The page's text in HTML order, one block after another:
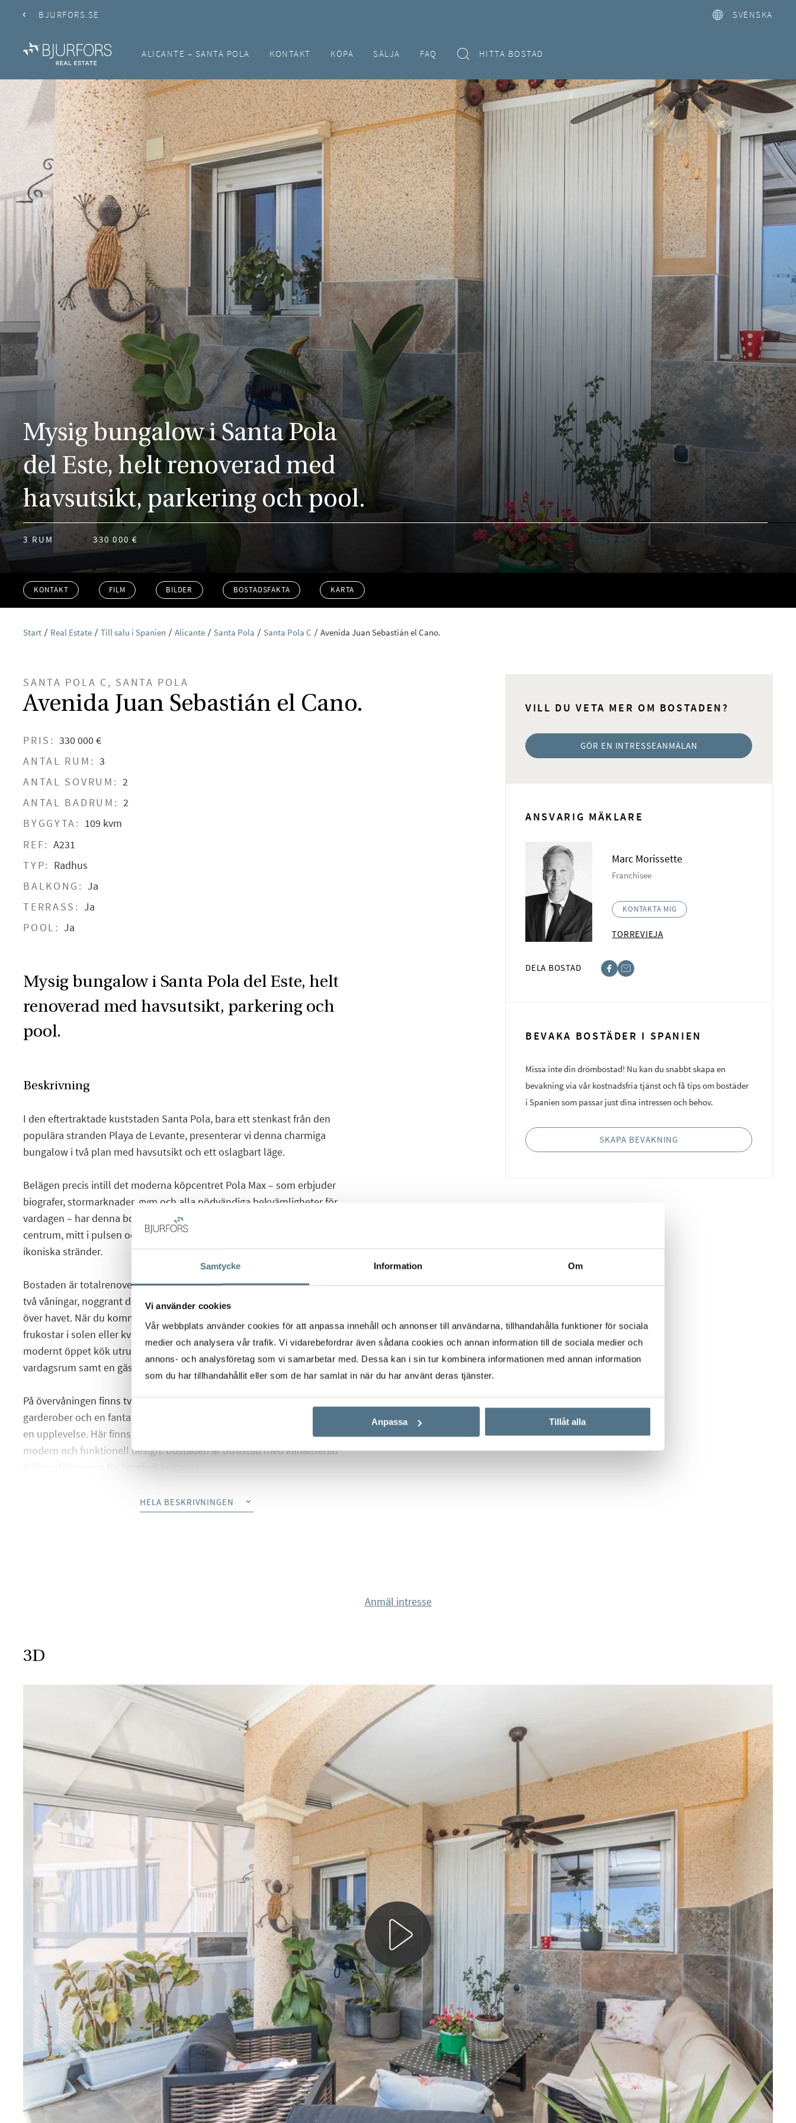
Samtycke Information Om
Vi använder cookies
Vår webbplats använder cookies för att anpassa innehåll och annonser till användarna, tillhandahålla funktioner för sociala
medier och analysera vår trafik. Vi vidarebefordrar även sådana cookies och annan information till de sociala medier och
annons- och analysföretag som vi samarbetar med. Dessa kan i sin tur kombinera informationen med annan information
som du har tillhandahållit eller som de har samlat in när du har använt deras tjänster.
Anpassa Tillåt alla
BJURFORS.SE SVENSKA
ALICANTE – SANTA POLA KONTAKT KÖPA SÄLJA FAQ HITTA BOSTAD
Mysig bungalow i Santa Pola
del Este, helt renoverad med
havsutsikt, parkering och pool.
3 RUM 330 000 €
KONTAKT FILM BILDER BOSTADSFAKTA KARTA
Start Real Estate Till salu i Spanien Alicante Santa Pola Santa Pola C Avenida Juan Sebastián el Cano.
SANTA POLA C, SANTA POLA
Avenida Juan Sebastián el Cano.
PRIS: 330 000 €
ANTAL RUM: 3
ANTAL SOVRUM: 2
ANTAL BADRUM: 2
BYGGYTA: 109 kvm
REF: A231
TYP: Radhus
BALKONG: Ja
TERRASS: Ja
POOL: Ja
VILL DU VETA MER OM BOSTADEN?
GÖR EN INTRESSEANMÄLAN
ANSVARIG MÄKLARE
Marc Morissette
Franchisee
KONTAKTA MIG
TORREVIEJA
DELA BOSTAD
BEVAKA BOSTÄDER I SPANIEN
Missa inte din drömbostad! Nu kan du snabbt skapa en
bevakning via vår kostnadsfria tjänst och få tips om bostäder
i Spanien som passar just dina intressen och behov.
SKAPA BEVAKNING
Mysig bungalow i Santa Pola del Este, helt
renoverad med havsutsikt, parkering och
pool.
Beskrivning
I den eftertraktade kuststaden Santa Pola, bara ett stenkast från den
populära stranden Playa de Levante, presenterar vi denna charmiga
bungalow i två plan med havsutsikt och ett oslagbart läge.
Belägen precis intill det moderna köpcentret Pola Max – som erbjuder
biografer, stormarknader, gym och alla nödvändiga bekvämligheter för
vardagen – har denna bostad dessutom ett privilegierat läge: nära stadens
centrum, mitt i pulsen och med direkt tillgång till en av områdets mest
ikoniska stränder.
Bostaden är totalrenoverad med material av hög kvalitet och fördelad över
två våningar, noggrant designad för att maximera ljusinsläppet och utsikten
över havet. När du kommer in möts du av en mysig privat terrass – perfekt för
frukostar i solen eller kvällar med vänner. På bottenvåningen finns ett
modernt öppet kök utrustat med vitvaror av högsta klass, ett inbjudande
vardagsrum samt en gästtoalett med separat tvättdel.
På övervåningen finns två rymliga och ljusa sovrum, båda med inbyggda
garderober och en fantastisk utsikt över Medelhavet – där varje morgon blir
en upplevelse. Här finns även ett stilrent och nyrenoverat badrum med
modern och funktionell design. Bostaden är utrustad med kanaliserad
luftkonditionering för komfort året runt.
På nedre plan, med egen ingång, ligger det privata garage som inte bara
erbjuder parkeringsplats utan även gott om förvaringsutrymme tack vare en
Santa Pola, särskilt området Santa Pola del Este, är känt för sin familjevänliga
gastronomi. Med över 11 km kust, finkorniga sandstränder och lugna, varma
vatten är det ett av de mest populära resmålen för dem som söker
livskvalitet vid havet. Stadens närhet till Alicante och det utmärkta läget bara
15 minuter från Alicantes internationella flygplats gör denna bostad till ett
perfekt val – både som permanentboende, semesterbostad eller en
investering med hög avkastning.
En inflyttningsklar bostad med alla moderna bekvämligheter och
medelhavscharm – perfekt för dig som värdesätter komfort, läge och
havsutsikt.
HELA BESKRIVNINGEN
Anmäl intresse
3D